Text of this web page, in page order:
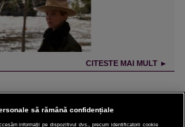
CITESTE MAI MULT ►
să rămână confidențiale
informații pe dispozitivul dvs., precum identificatorii cookie